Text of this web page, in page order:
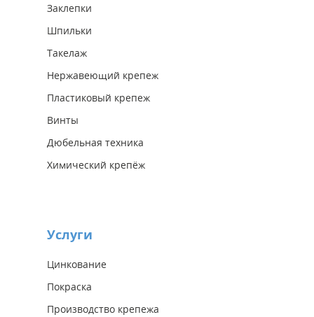
Заклепки
Шпильки
Такелаж
Нержавеющий крепеж
Пластиковый крепеж
Винты
Дюбельная техника
Химический крепёж
Услуги
Цинкование
Покраска
Производство крепежа